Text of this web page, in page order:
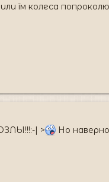
їм колеса
| > Но